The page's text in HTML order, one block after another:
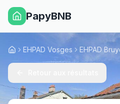
PapyBNB
AccueilEHPAD Vosges EHPAD